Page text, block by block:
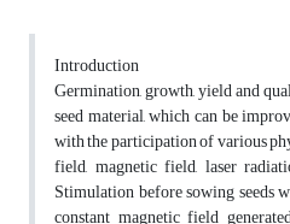
Introduction
Germination, growth, yield and
seed material, which can be
with the participation of various
field, magnetic field, laser
Stimulation before sowing ‎seeds